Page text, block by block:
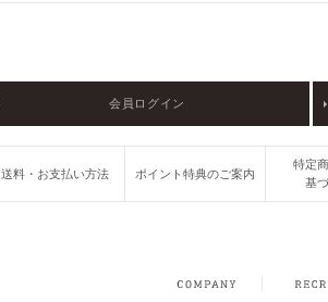
会員ログイン
送料・お支払い方法 ポイント特典のご案内
特定
基
PRIVACY POLICY CONTACT